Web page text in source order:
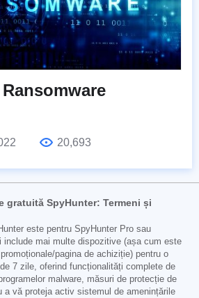
20,693
gratuită SpyHunter: Termeni și
este pentru SpyHunter Pro sau
include mai multe dispozitive (așa cum este
pagina de achiziție) pentru o
7 zile, oferind funcționalități complete de
malware, măsuri de protecție de
a vă proteja activ sistemul de amenințările